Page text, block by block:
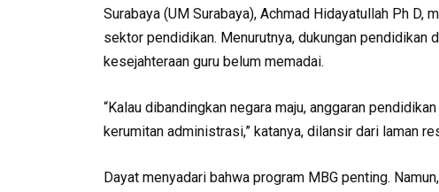
Surabaya (UM Surabaya), Achmad Hidayatullah Ph D,
sektor pendidikan. Menurutnya, dukungan pendidikan
kesejahteraan guru belum memadai.
“Kalau dibandingkan negara maju, anggaran
kerumitan administrasi,” katanya, dilansir dari laman
Dayat menyadari bahwa program MBG penting.